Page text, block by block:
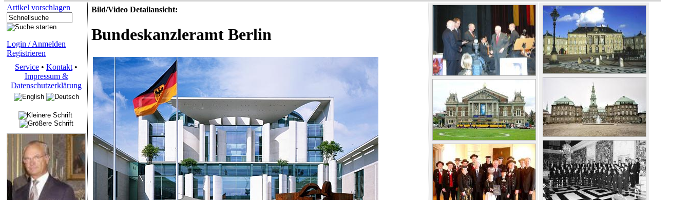
Artikel vorschlagen
Login / Anmelden
Registrieren
Service • Kontakt •
Impressum &
Datenschutzerklärung
Bild/Video Detailansicht:
Bundeskanzleramt Berlin